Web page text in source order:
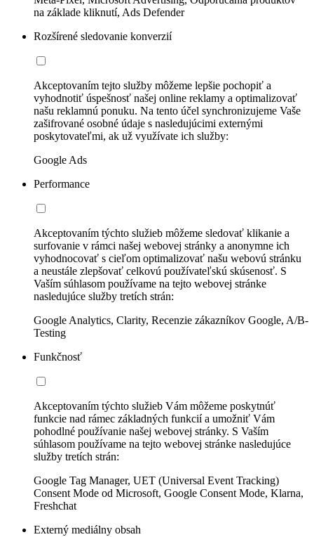
na základe kliknutí, Ads Defender
Rozšírené sledovanie konverzií
Akceptovaním tejto služby môžeme lepšie pochopiť a
vyhodnotiť úspešnosť našej online reklamy a optimalizovať
našu reklamnú ponuku. Na tento účel synchronizujeme Vaše
zašifrované osobné údaje s nasledujúcimi externými
poskytovateľmi, ak už využívate ich služby:
Google Ads
Performance
Akceptovaním týchto služieb môžeme sledovať klikanie a
surfovanie v rámci našej webovej stránky a anonymne ich
vyhodnocovať s cieľom optimalizovať našu webovú stránku
a neustále zlepšovať celkovú používateľskú skúsenosť. S
Vaším súhlasom používame na tejto webovej stránke
nasledujúce služby tretích strán:
Google Analytics, Clarity, Recenzie zákazníkov Google, A/B-
Testing
Funkčnosť
Akceptovaním týchto služieb Vám môžeme poskytnúť
funkcie nad rámec základných funkcií a umožniť Vám
pohodlné používanie našej webovej stránky. S Vaším
súhlasom používame na tejto webovej stránke nasledujúce
služby tretích strán:
Google Tag Manager, UET (Universal Event Tracking)
Consent Mode od Microsoft, Google Consent Mode, Klarna,
Freshchat
Externý mediálny obsah